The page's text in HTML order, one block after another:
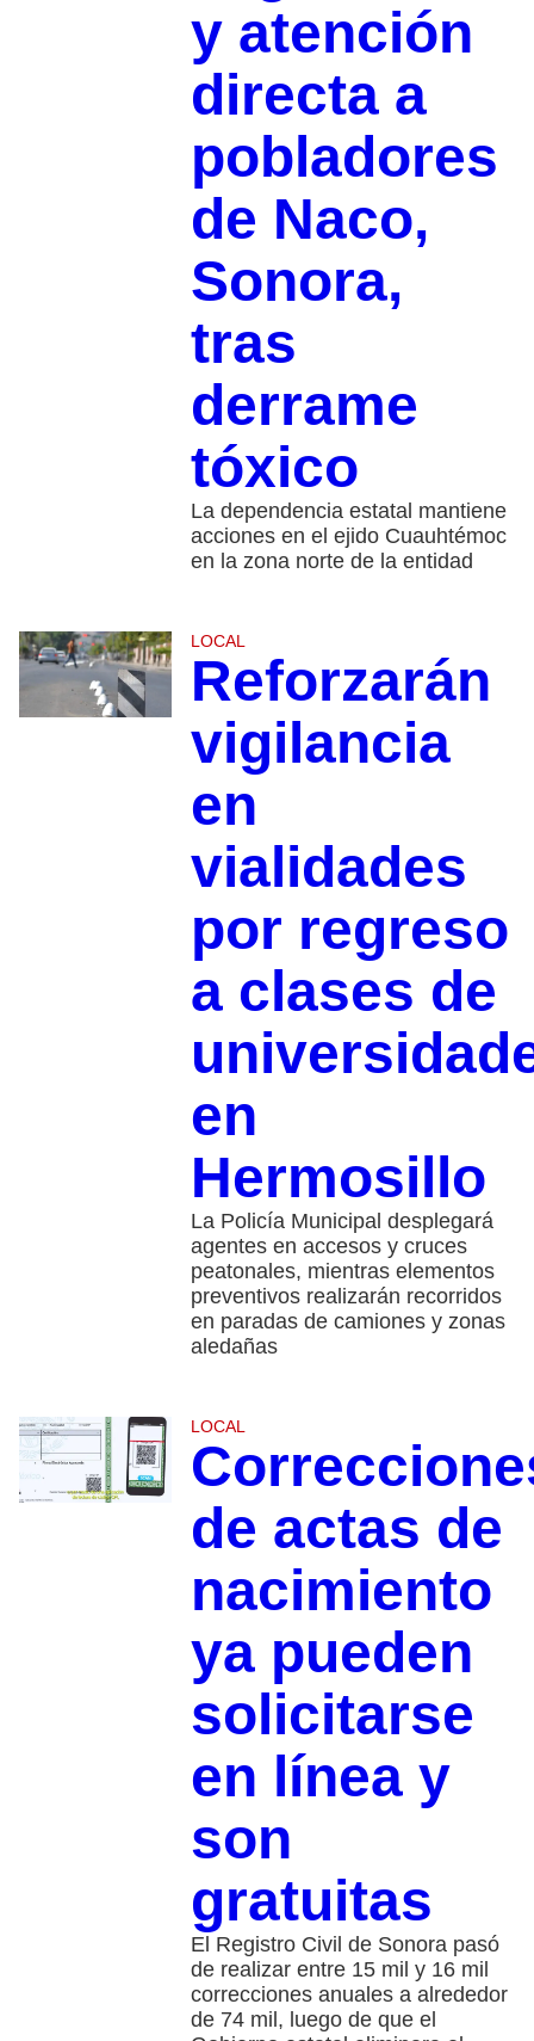
y atención
directa a
pobladores
de Naco,
Sonora,
tras
derrame
tóxico
La dependencia estatal mantiene
acciones en el ejido Cuauhtémoc
en la zona norte de la entidad
LOCAL
Reforzarán
vigilancia
en
vialidades
por regreso
a clases de
en
Hermosillo
La Policía Municipal desplegará
agentes en accesos y cruces
peatonales, mientras elementos
preventivos realizarán recorridos
en paradas de camiones y zonas
aledañas
LOCAL
de actas de
nacimiento
ya pueden
solicitarse
en línea y
son
gratuitas
El Registro Civil de Sonora pasó
de realizar entre 15 mil y 16 mil
correcciones anuales a alrededor
de 74 mil, luego de que el